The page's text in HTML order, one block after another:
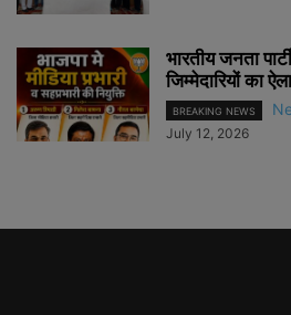
भारतीय जनता
जिम्मेदारियों का
BREAKING NEWS
July 12, 2026